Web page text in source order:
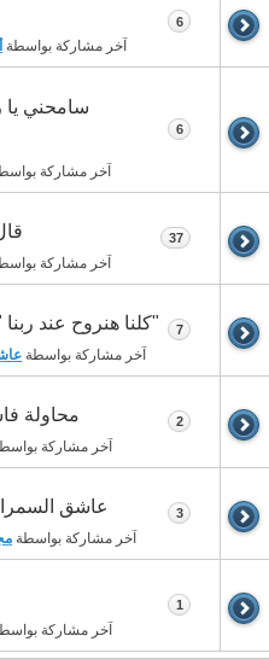
آخر مشاركة بواسطة
6
آخر مشاركة
6
آخر مشاركة
37
"كلنا هنروح عند
آخر مشاركة بواسطة
7
محاولة
آخر مشاركة
2
عاشق
آخر مشاركة بواسطة
3
آخر مشاركة
1